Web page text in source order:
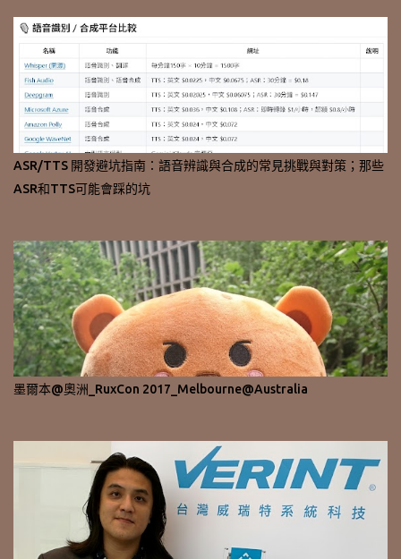
ASR/TTS 開發避坑指南：語音辨識與合成的常見挑戰與對策；那些
ASR和TTS可能會踩的坑
墨爾本@奧洲_RuxCon 2017_Melbourne@Australia